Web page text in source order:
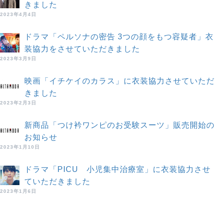
きました
2023年4月4日
ドラマ「ペルソナの密告 3つの顔をもつ容疑者」衣
装協力をさせていただきました
2023年3月9日
映画「イチケイのカラス」に衣装協力させていただ
きました
2023年2月3日
新商品「つけ衿ワンピのお受験スーツ」販売開始の
お知らせ
2023年1月10日
ドラマ「PICU 小児集中治療室」に衣装協力させ
ていただきました
2023年1月6日